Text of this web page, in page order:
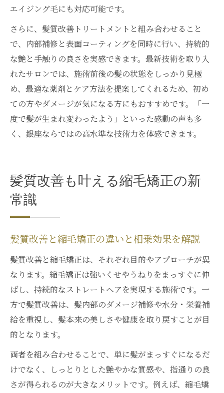
エイジング毛にも対応可能です。
さらに、髪質改善トリートメントと組み合わせること
で、内部補修と表面コーティングを同時に行い、持続的
な艶と手触りの良さを実感できます。最新技術を取り入
れたサロンでは、施術前後の髪の状態をしっかり見極
め、最適な薬剤とケア方法を提案してくれるため、初め
ての方やダメージが気になる方にもおすすめです。「一
度で髪が生まれ変わったよう」といった感動の声も多
く、銀座ならではの高水準な技術力を体感できます。
髪質改善も叶える縮毛矯正の新
常識
髪質改善と縮毛矯正の違いと相乗効果を解説
髪質改善と縮毛矯正は、それぞれ目的やアプローチが異
なります。縮毛矯正は強いくせやうねりをまっすぐに伸
ばし、持続的なストレートヘアを実現する施術です。一
方で髪質改善は、髪内部のダメージ補修や水分・栄養補
給を重視し、髪本来の美しさや健康を取り戻すことが目
的となります。
両者を組み合わせることで、単に髪がまっすぐになるだ
けでなく、しっとりとした艶やかな質感や、指通りの良
さが得られるのが大きなメリットです。例えば、縮毛矯